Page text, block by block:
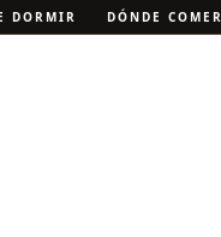
DORMIR DÓNDE COMER